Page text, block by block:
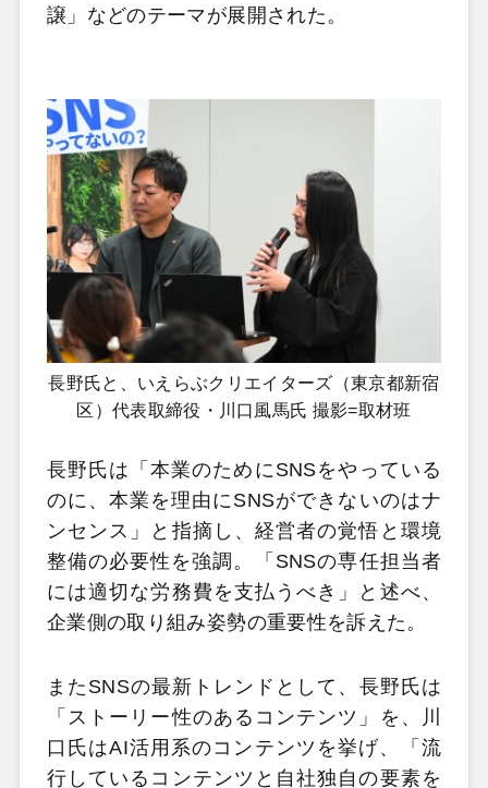
譲」などのテーマが展開された。
長野氏と、いえらぶクリエイターズ（東京都新宿
区）代表取締役・川口風馬氏 撮影=取材班
長野氏は「本業のためにSNSをやっている
のに、本業を理由にSNSができないのはナ
ンセンス」と指摘し、経営者の覚悟と環境
整備の必要性を強調。「SNSの専任担当者
には適切な労務費を支払うべき」と述べ、
企業側の取り組み姿勢の重要性を訴えた。
またSNSの最新トレンドとして、長野氏は
「ストーリー性のあるコンテンツ」を、川
口氏はAI活用系のコンテンツを挙げ、「流
行しているコンテンツと自社独自の要素を